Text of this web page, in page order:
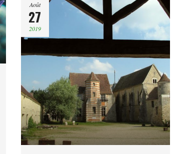
Août
27
2019